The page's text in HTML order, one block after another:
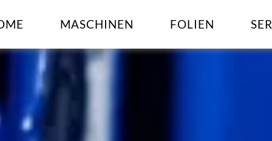
MASCHINEN FOLIEN